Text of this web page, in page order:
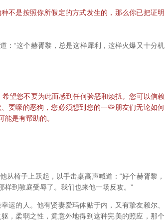
是按照你所假定的方式发生的，那么你已把证明
“这个赫胥黎，总是这样犀利，这样火爆又十分机
望您不要为此而感到任何验恶和烦扰。您可以信赖
要嚎的恶狗，您必须想到您的一些朋友们无论如何
是有帮助的。
椅子上跃起，以手击桌高声喊道：“好个赫胥黎，
到教庭受辱了。我们也来他一场反攻。”
的人。他有贤妻爱玛体贴于内，又有挚友赖尔、
，柔弱之性，竟意外地得到这种完美的照应，那个